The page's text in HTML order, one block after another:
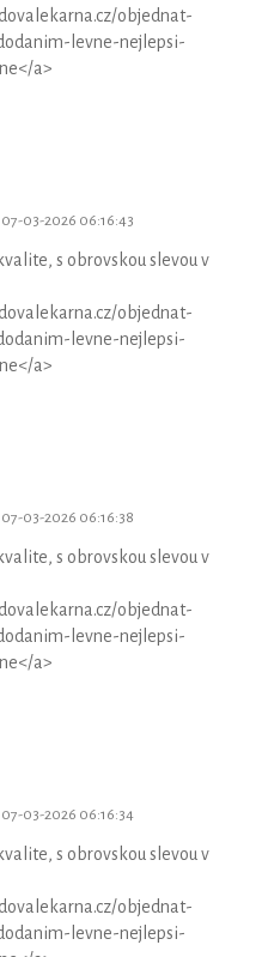
objednat-
levne-nejlepsi-
a>
03-2026 06:16:43
s obrovskou slevou v
objednat-
levne-nejlepsi-
a>
03-2026 06:16:38
s obrovskou slevou v
objednat-
levne-nejlepsi-
a>
03-2026 06:16:34
s obrovskou slevou v
objednat-
levne-nejlepsi-